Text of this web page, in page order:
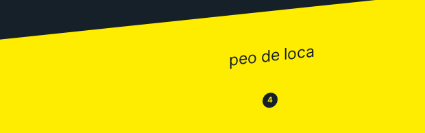
peo de loca
😒 4 😂